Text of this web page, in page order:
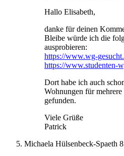
Hallo Elisabeth,
danke für deinen
Bleibe würde ich die
ausprobieren:
https://www.wg-
https://www.studenten-
Dort habe ich auch
Wohnungen für
gefunden.
Viele Grüße
Patrick
Michaela Hülsenbeck-Spaeth